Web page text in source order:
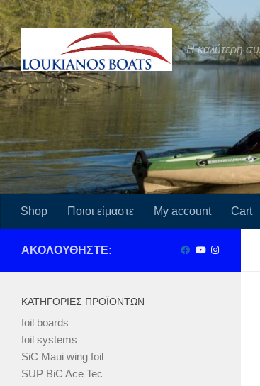
Skip to content
Η καλύτερη
Shop Ποιοι είμαστε My account Cart
ΑΚΟΛΟΥΘΉΣΤΕ:
ΚΑΤΗΓΟΡΊΕΣ ΠΡΟΪΌΝΤΩΝ
foil boards
foil systems
SiC Maui wing foil
SUP BiC Ace Tec